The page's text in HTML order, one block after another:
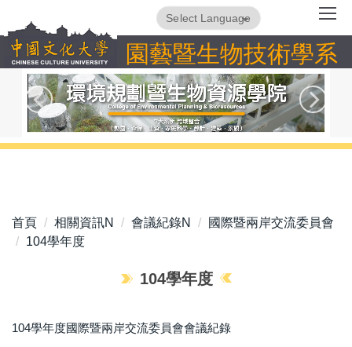
到
主
要
園藝暨生物技術學系
Translate
首頁 相關資訊N 會議紀錄N
國際暨兩岸交流委員會
104學年度
104學年度
104學年度國際暨兩岸交流委員會會議紀錄